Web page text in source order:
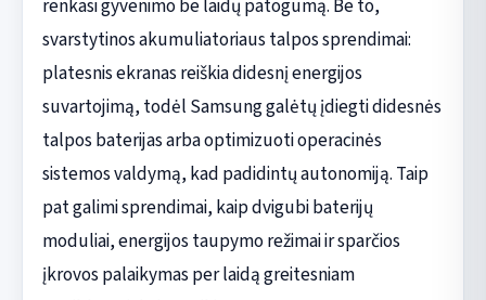
renkasi gyvenimo be laidų patogumą. Be to,
svarstytinos akumuliatoriaus talpos sprendimai:
platesnis ekranas reiškia didesnį energijos
suvartojimą, todėl Samsung galėtų įdiegti didesnės
talpos baterijas arba optimizuoti operacinės
sistemos valdymą, kad padidintų autonomiją. Taip
pat galimi sprendimai, kaip dvigubi baterijų
moduliai, energijos taupymo režimai ir sparčios
įkrovos palaikymas per laidą greitesniam